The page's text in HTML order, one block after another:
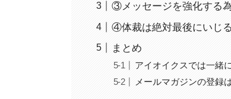
③メッセージを強化する
④体裁は絶対最後にいじる
まとめ
アイオイクスでは一緒
メールマガジンの登録